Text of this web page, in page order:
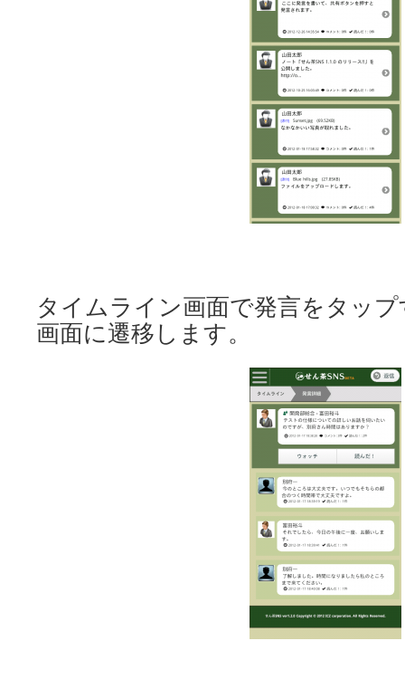
タイムライン画面で発言をタッ
画面に遷移します。